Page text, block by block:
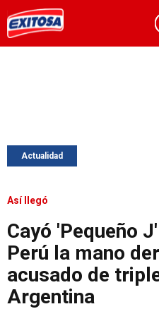
Actualidad
Así llegó
Cayó 'Pequeño
Perú la mano
acusado de
Argentina